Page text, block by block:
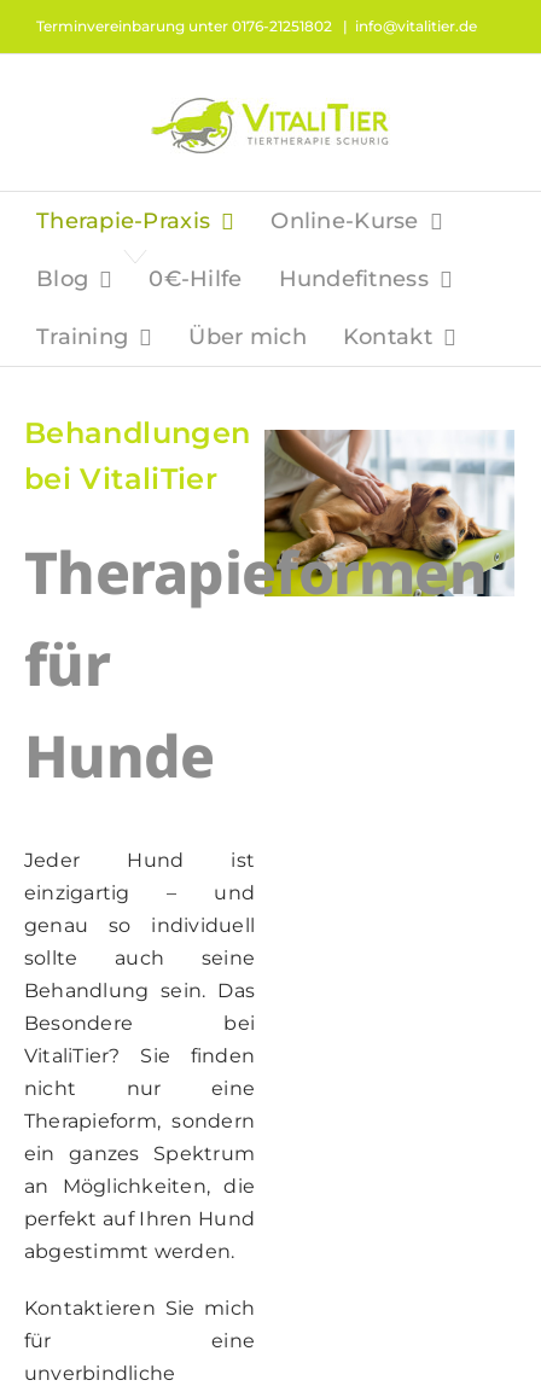
Terminvereinbarung unter 0176-21251802 | info@vitalitier.de
Therapie-Praxis Online-Kurse
Blog 0€-Hilfe Hundefitness
Training Über mich Kontakt
Behandlungen
bei VitaliTier
Therapieformen
für
Hunde
Jeder Hund ist
einzigartig – und
genau so individuell
sollte auch seine
Behandlung sein. Das
Besondere bei
VitaliTier? Sie finden
nicht nur eine
Therapieform, sondern
ein ganzes Spektrum
an Möglichkeiten, die
perfekt auf Ihren Hund
abgestimmt werden.
Kontaktieren Sie mich
für eine
unverbindliche